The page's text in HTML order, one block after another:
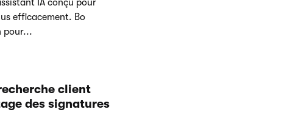
IA conçu pour
efficacement. Bo
pour...
client
des signatures